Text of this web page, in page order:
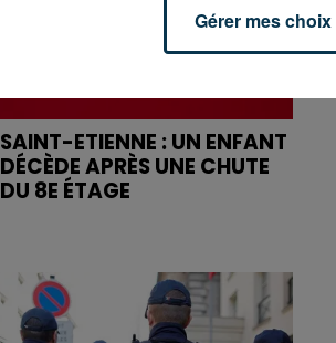
SAINT-ETIENNE : UN ENFANT
DÉCÈDE APRÈS UNE CHUTE
DU 8E ÉTAGE
Gérer mes choix